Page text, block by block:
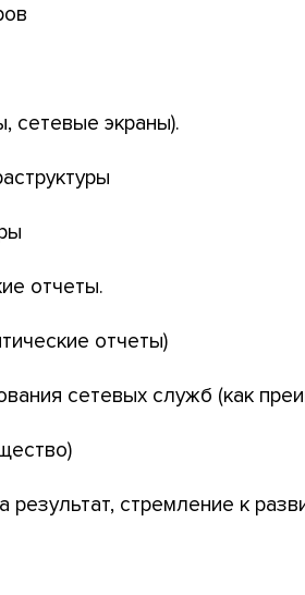
сетевые экраны).
отчеты.
отчеты)
сетевых служб (как
результат, стремление к